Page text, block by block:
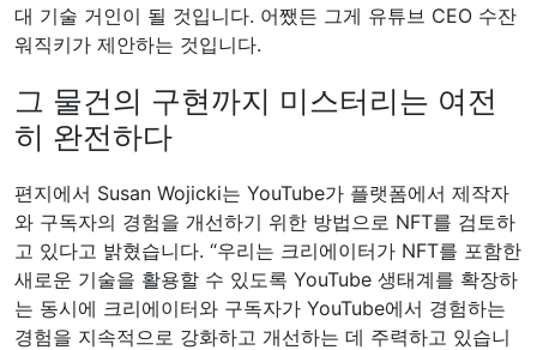
대 기술 거인이 될 것입니다. 어쨌든 그게 유튜브 CEO 수잔
워직키가 제안하는 것입니다.
그 물건의 구현까지 미스터리는 여전
히 완전하다
편지에서 Susan Wojicki는 YouTube가 플랫폼에서 제작자
와 구독자의 경험을 개선하기 위한 방법으로 NFT를 검토하
고 있다고 밝혔습니다. “우리는 크리에이터가 NFT를 포함한
새로운 기술을 활용할 수 있도록 YouTube 생태계를 확장하
는 동시에 크리에이터와 구독자가 YouTube에서 경험하는
경험을 지속적으로 강화하고 개선하는 데 주력하고 있습니